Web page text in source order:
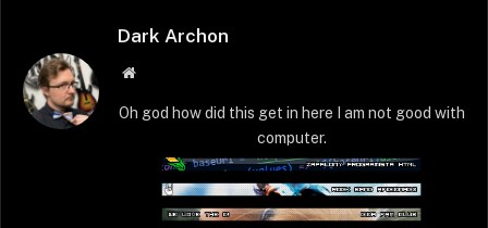
Dark Archon
Strona
Oh god how did this get in here I am not good with
computer.